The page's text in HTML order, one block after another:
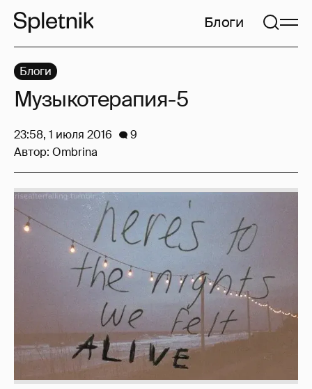
Блоги
Блоги
Музыкотерапия-5
23:58, 1 июля 2016
9
Автор: Ombrina